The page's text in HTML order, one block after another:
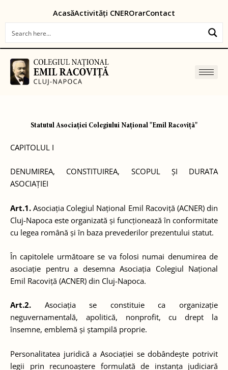
content
AcasăActivități CNEROrarContact
Statutul Asociației Colegiului Național "Emil Racoviță"
CAPITOLUL I
DENUMIREA, CONSTITUIREA, SCOPUL ȘI DURATA
ASOCIAȚIEI
Art.1.Asociația Colegiul Național Emil Racoviță (ACNER) din
Cluj-Napoca este organizată și funcționează în conformitate
cu legea română și în baza prevederilor prezentului statut.
În capitolele următoare se va folosi numai denumirea de
asociație pentru a desemna Asociația Colegiul Național
Emil Racoviță (ACNER) din Cluj-Napoca.
Art.2. Asociația se constituie ca organizație
neguvernamentală, apolitică, nonprofit, cu drept la
însemne, emblemă și ștampilă proprie.
Personalitatea juridică a Asociației se dobândește potrivit
legii prin recunoaștere formulată de instanța judiciară